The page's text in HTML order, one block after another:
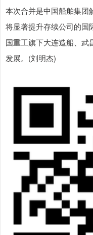
本次合并是中国船舶集团
将显著提升存续公司的国
国重工旗下大连造船、武
发展。(刘明杰)